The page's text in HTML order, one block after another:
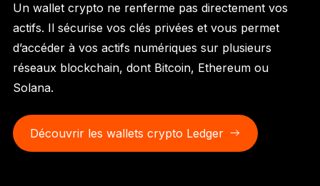
Ledger NanoGen5
À votre image
COLORIS INÉDITS
Solution à toute épreuve
Un wallet crypto ne renferme pas directement vos
actifs. Il sécurise vos clés privées et vous permet
d’accéder à vos actifs numériques sur plusieurs
réseaux blockchain, dont Bitcoin, Ethereum ou
Solana.
Découvrir les wallets crypto Ledger